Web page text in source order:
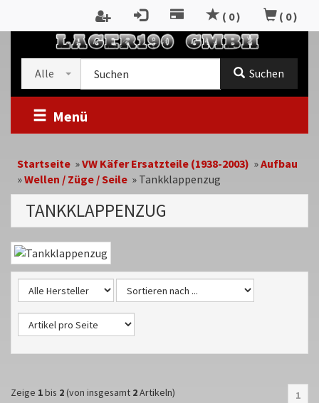
( 0) ( 0)
Alle
Shop
Suchen
Menü
Startseite »VW Käfer Ersatzteile (1938-2003) »Aufbau
»Wellen / Züge / Seile » Tankklappenzug
TANKKLAPPENZUG
Kategoriebeschreibung
Zeige 1bis 2 (von insgesamt 2Artikeln) 1